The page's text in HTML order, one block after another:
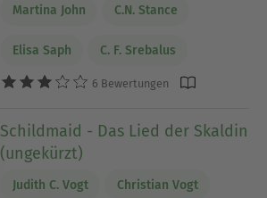
Martina John C.N. Stance
Elisa Saph C. F. Srebalus
6 Bewertungen
Schildmaid - Das Lied der Skaldin
(ungekürzt)
Judith C. Vogt Christian Vogt